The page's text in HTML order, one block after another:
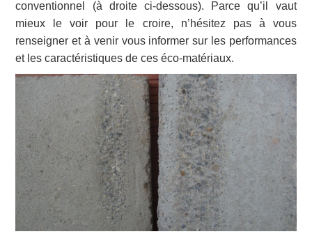
conventionnel (à droite ci-dessous). Parce qu’il vaut
mieux le voir pour le croire, n’hésitez pas à vous
renseigner et à venir vous informer sur les performances
et les caractéristiques de ces éco-matériaux.